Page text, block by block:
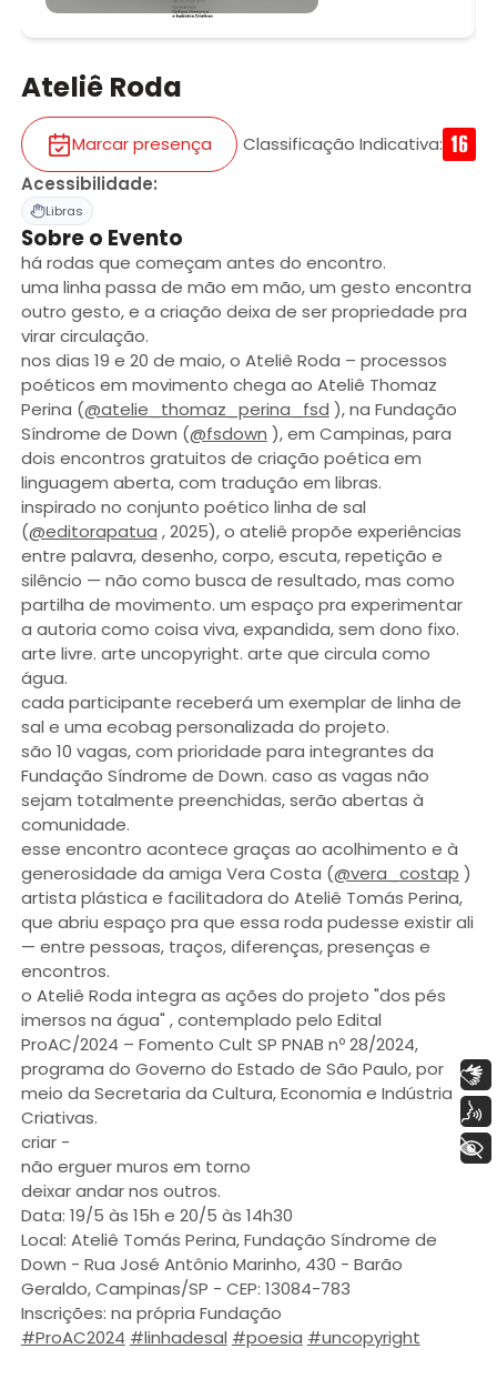
Ateliê Roda
Marcar presença Classificação Indicativa:
Acessibilidade:
Libras
Sobre o Evento
há rodas que começam antes do encontro.
uma linha passa de mão em mão, um gesto encontra
outro gesto, e a criação deixa de ser propriedade pra
virar circulação.
nos dias 19 e 20 de maio, o Ateliê Roda – processos
poéticos em movimento chega ao Ateliê Thomaz
Perina (@atelie_thomaz_perina_fsd ), na Fundação
Síndrome de Down (@fsdown ), em Campinas, para
dois encontros gratuitos de criação poética em
linguagem aberta, com tradução em libras.
inspirado no conjunto poético linha de sal
(@editorapatua , 2025), o ateliê propõe experiências
entre palavra, desenho, corpo, escuta, repetição e
silêncio — não como busca de resultado, mas como
partilha de movimento. um espaço pra experimentar
a autoria como coisa viva, expandida, sem dono fixo.
arte livre. arte uncopyright. arte que circula como
água.
cada participante receberá um exemplar de linha de
sal e uma ecobag personalizada do projeto.
são 10 vagas, com prioridade para integrantes da
Fundação Síndrome de Down. caso as vagas não
sejam totalmente preenchidas, serão abertas à
comunidade.
esse encontro acontece graças ao acolhimento e à
generosidade da amiga Vera Costa (@vera_costap )
artista plástica e facilitadora do Ateliê Tomás Perina,
que abriu espaço pra que essa roda pudesse existir ali
— entre pessoas, traços, diferenças, presenças e
encontros.
o Ateliê Roda integra as ações do projeto "dos pés
imersos na água" , contemplado pelo Edital
ProAC/2024 – Fomento Cult SP PNAB nº 28/2024,
programa do Governo do Estado de São Paulo, por
meio da Secretaria da Cultura, Economia e Indústria
Criativas.
criar -
não erguer muros em torno
deixar andar nos outros.
Data: 19/5 às 15h e 20/5 às 14h30
Local: Ateliê Tomás Perina, Fundação Síndrome de
Down - Rua José Antônio Marinho, 430 - Barão
Geraldo, Campinas/SP - CEP: 13084-783
Inscrições: na própria Fundação
#ProAC2024 #linhadesal #poesia #uncopyright
Libras